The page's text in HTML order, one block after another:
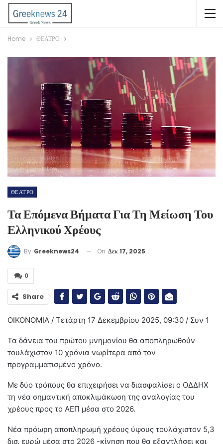
Home ΘΕΑΤΡΟ
ΘΕΑΤΡΟ
Τα Επόμενα Βήματα Για Τη Μείωση Του
Ελληνικού Χρέους
By Greeknews24 On Δεκ 17, 2025
0
Share
ΟΙΚΟΝΟΜΙΑ / Τετάρτη 17 Δεκεμβρίου 2025, 09:30 / Συν 1
Τα δάνεια του πρώτου μνημονίου θα αποπληρωθούν
τουλάχιστον 10 χρόνια νωρίτερα από τον
προγραμματισμένο χρόνο.
Με δύο τρόπους θα επιχειρήσει να διασφαλίσει ο ΟΔΔΗΧ
τη νέα σημαντική αποκλιμάκωση της αναλογίας του
χρέους προς το ΑΕΠ μέσα στο 2026.
Νέα πρόωρη αποπληρωμή χρέους ύψους τουλάχιστον 5,3
δισ. ευρώ μέσα στο 2026 -κίνηση που θα εξαντλήσει και